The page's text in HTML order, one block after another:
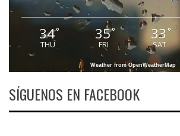
34°
THU
35°
FRI
33 °
SAT
Weather from OpenWeatherMap
SÍGUENOS EN FACEBOOK